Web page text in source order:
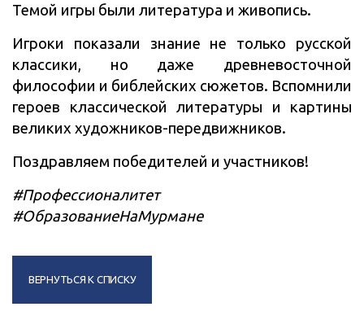
Темой игры были литература и живопись.
Игроки показали знание не только русской
классики, но даже древневосточной
философии и библейских сюжетов. Вспомнили
героев классической литературы и картины
великих художников-передвижников.
Поздравляем победителей и участников!
#Профессионалитет
#ОбразованиеНаМурмане
ВЕРНУТЬСЯ К СПИСКУ